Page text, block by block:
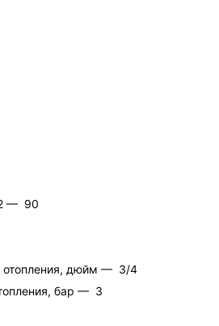
— 90
отопления, дюйм — 3/4
бар — 3